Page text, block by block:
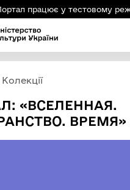
працює у тестовому
Колекції
«ВСЕЛЕННАЯ.
ВРЕМЯ»